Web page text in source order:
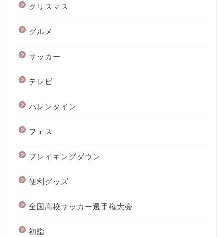
クリスマス
グルメ
サッカー
テレビ
バレンタイン
フェス
ブレイキングダウン
便利グッズ
全国高校サッカー選手権大会
初詣